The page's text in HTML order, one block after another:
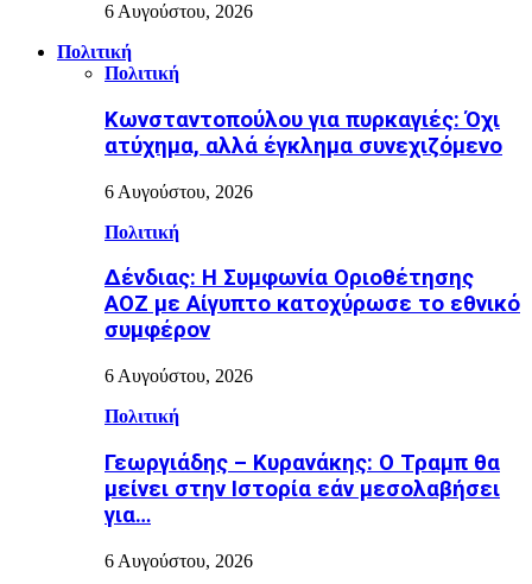
6 Αυγούστου, 2026
Πολιτική
Πολιτική
Κωνσταντοπούλου για πυρκαγιές: Όχι
ατύχημα, αλλά έγκλημα συνεχιζόμενο
6 Αυγούστου, 2026
Πολιτική
Δένδιας: Η Συμφωνία Οριοθέτησης
ΑΟΖ με Αίγυπτο κατοχύρωσε το εθνικό
συμφέρον
6 Αυγούστου, 2026
Πολιτική
Γεωργιάδης – Κυρανάκης: Ο Τραμπ θα
μείνει στην Ιστορία εάν μεσολαβήσει
για…
6 Αυγούστου, 2026